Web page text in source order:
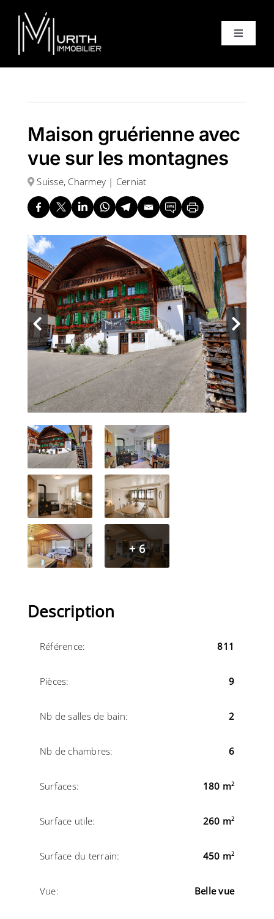
content
Toggle
Ventes
Locations
Equipe
À propos
Contact
Maison gruérienne avec
vue sur les montagnes
Suisse, Charmey | Cerniat
+ 6
Description
Référence: 811
Pièces: 9
Nb de salles de bain: 2
Nb de chambres: 6
Surfaces: 180 m2
Surface utile: 260 m2
Surface du terrain: 450 m2
Vue: Belle vue